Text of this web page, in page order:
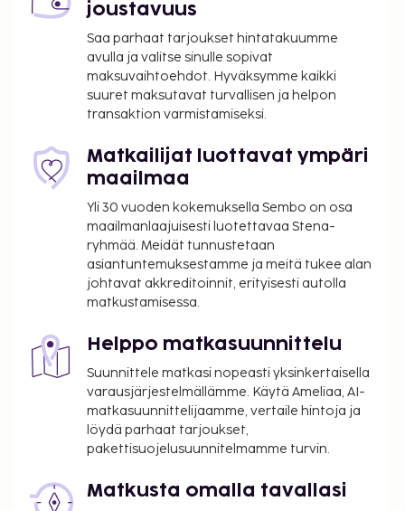
joustavuus
Saa parhaat tarjoukset hintatakuumme
avulla ja valitse sinulle sopivat
maksuvaihtoehdot. Hyväksymme kaikki
suuret maksutavat turvallisen ja helpon
transaktion varmistamiseksi.
Matkailijat luottavat ympäri
maailmaa
Yli 30 vuoden kokemuksella Sembo on osa
maailmanlaajuisesti luotettavaa Stena-
ryhmää. Meidät tunnustetaan
asiantuntemuksestamme ja meitä tukee alan
johtavat akkreditoinnit, erityisesti autolla
matkustamisessa.
Helppo matkasuunnittelu
Suunnittele matkasi nopeasti yksinkertaisella
varausjärjestelmällämme. Käytä Ameliaa, AI-
matkasuunnittelijaamme, vertaile hintoja ja
löydä parhaat tarjoukset,
pakettisuojelusuunnitelmamme turvin.
Matkusta omalla tavallasi